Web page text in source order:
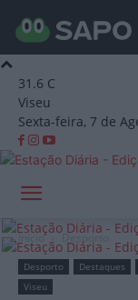
31.6 C
Viseu
Sexta-feira, 7 de
Início Desporto
Desporto Destaques
Viseu